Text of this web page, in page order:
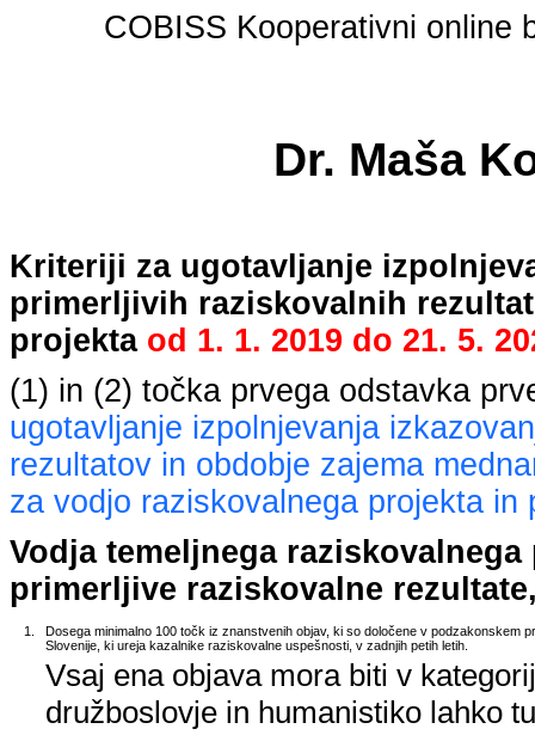
COBISS Kooperativni online
Dr. Maša
Kriteriji za ugotavljanje
primerljivih raziskovalnih
projekta od 1. 1. 2019 do 21. 5.
(1) in (2) točka prvega odstavka
ugotavljanje izpolnjevanja
rezultatov in obdobje zajema
za vodjo raziskovalnega projekta in
Vodja temeljnega
primerljive raziskovalne
1.
Dosega minimalno 100 točk iz znanstvenih objav, ki so določene v podzakonskem
Slovenije, ki ureja kazalnike raziskovalne uspešnosti, v zadnjih petih letih.
Vsaj ena objava mora biti v
družboslovje in humanistiko lahko